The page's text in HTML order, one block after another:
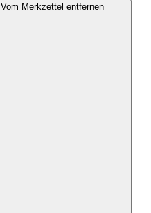
Vom Merkzettel entfernen